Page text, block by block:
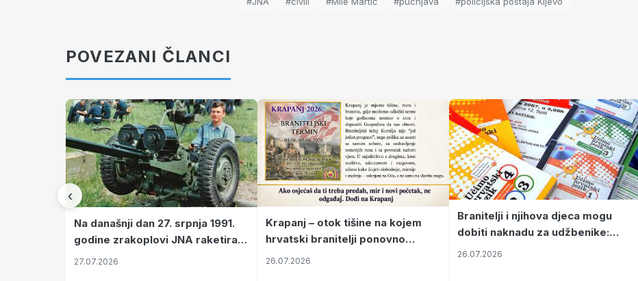
POVEZANI ČLANCI
‹
Na današnji dan 27. srpnja 1991.
godine zrakoplovi JNA raketirali
su vojarnu i obučni centar "Nikola
27.07.2026
Krapanj – otok tišine na kojem
hrvatski branitelji ponovno
pronalaze mir
26.07.2026
Branitelji i njihova djeca mogu
dobiti naknadu za udžbenike:
zahtjevi se podnose do 31.
26.07.2026